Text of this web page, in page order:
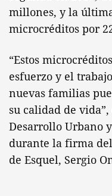
millones, y la
microcréditos por
“Estos
esfuerzo y el
nuevas familias
su calidad de
Desarrollo Urbano
durante la firma
de Esquel, Sergio